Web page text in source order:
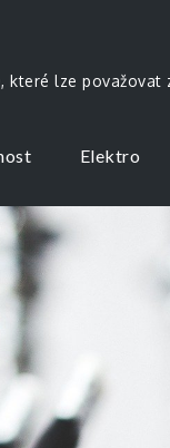
lze
Elektro